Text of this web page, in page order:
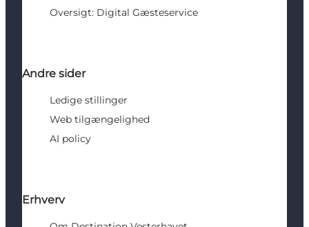
Oversigt: Digital Gæsteservice
Andre sider
Ledige stillinger
Web tilgængelighed
AI policy
Erhverv